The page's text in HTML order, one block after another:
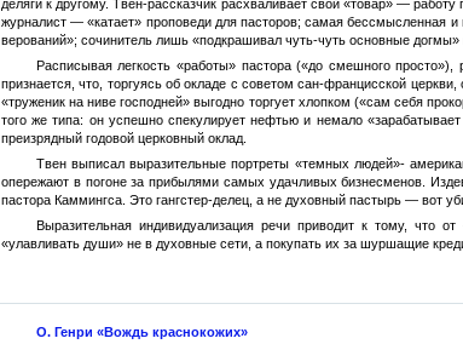
деляги к другому. Твен-рассказчик расхваливает свой «товар» —
журналист — «катает» проповеди для пасторов; самая бессмысленная
верований»; сочинитель лишь «подкрашивал чуть-чуть основные
Расписывая легкость «работы» пастора («до смешного просто»),
признается, что, торгуясь об окладе с советом сан-францисской
«труженик на ниве господней» выгодно торгует хлопком («сам себя
того же типа: он успешно спекулирует нефтью и немало
преизрядный годовой церковный оклад.
Твен выписал выразительные портреты «темных людей»-
опережают в погоне за прибылями самых удачливых бизнесменов.
пастора Каммингса. Это гангстер-делец, а не духовный пастырь — вот
Выразительная индивидуализация речи приводит к тому, что
«улавливать души» не в духовные сети, а покупать их за шуршащие
О. Генри «Вождь краснокожих»